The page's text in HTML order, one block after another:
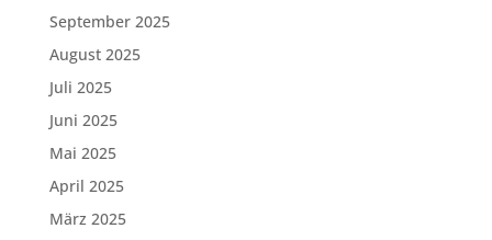
September 2025
August 2025
Juli 2025
Juni 2025
Mai 2025
April 2025
März 2025